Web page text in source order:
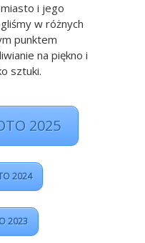
i jego
w różnych
punktem
na piękno i
sztuki.
2025
2024
2023